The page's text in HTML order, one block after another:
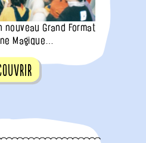
nouveau Grand Format
Magique…